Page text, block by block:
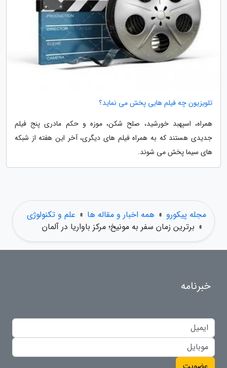
تلویزیون چه فیلم هایی پخش می نماید؟
همراه، اسپهبد خورشید، صلح شکن، موزه و حکم مادری پنج فیلم
جدیدی هستند که به همراه فیلم های دیگری، آخر این هفته از شبکه
های سیما پخش می شوند.
مجله پیکورو » همه اخبار و مقاله ها » علم و تکنولوژی
» برترین زمان سفر به مونیخ؛ مرکز باواریا در آلمان
خبرنامه